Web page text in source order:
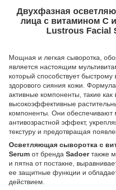
Двухфазная
лица с витамином С
Lustrous Facial
Мощная и легкая сыворотка,
является настоящим
который способствует
здорового сияния кожи.
активные компоненты, такие
высокоэффективные
компоненты. Они обеспечивают
антивозрастной эффект,
текстуру и предотвращая
Осветляющая сыворотка с
Serum от бренда Sadoerтакже
и пятна от постакне,
ее защитные функции и
действием.